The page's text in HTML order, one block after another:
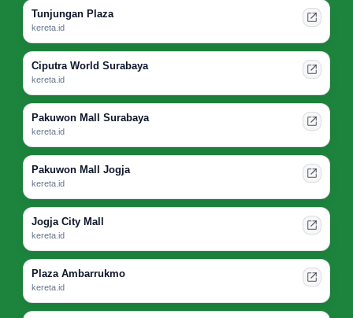
Tunjungan Plaza
kereta.id
Ciputra World Surabaya
kereta.id
Pakuwon Mall Surabaya
kereta.id
Pakuwon Mall Jogja
kereta.id
Jogja City Mall
kereta.id
Plaza Ambarrukmo
kereta.id